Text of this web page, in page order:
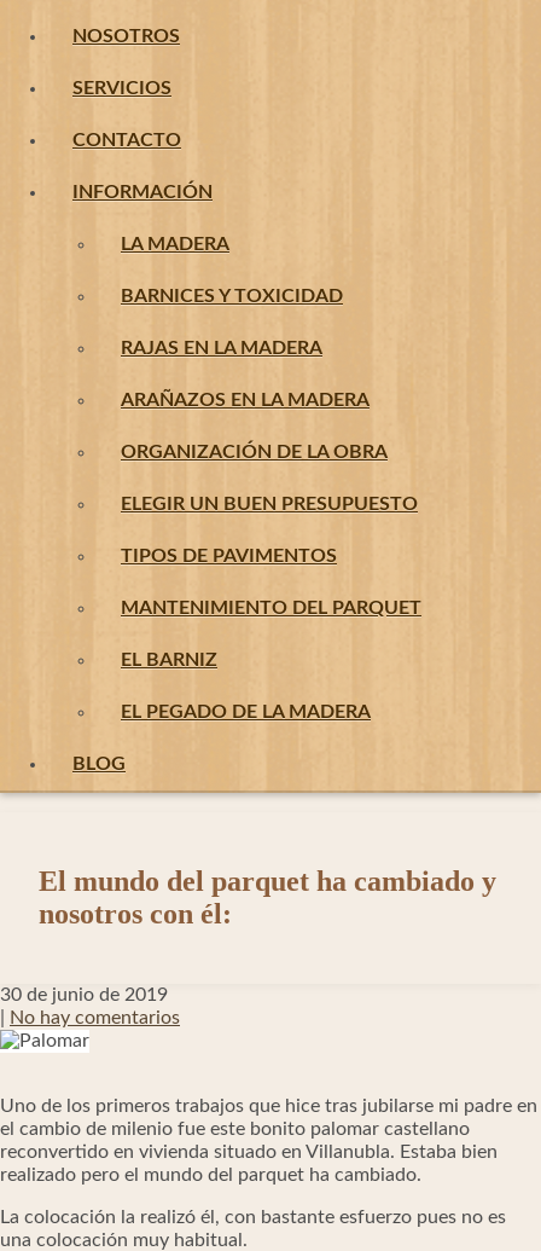
NOSOTROS
SERVICIOS
CONTACTO
INFORMACIÓN
LA MADERA
BARNICES Y TOXICIDAD
RAJAS EN LA MADERA
ARAÑAZOS EN LA MADERA
ORGANIZACIÓN DE LA OBRA
ELEGIR UN BUEN PRESUPUESTO
TIPOS DE PAVIMENTOS
MANTENIMIENTO DEL PARQUET
EL BARNIZ
EL PEGADO DE LA MADERA
BLOG
El mundo del parquet ha cambiado y
nosotros con él:
30 de junio de 2019
No hay comentarios
Uno de los primeros trabajos que hice tras jubilarse mi padre en
el cambio de milenio fue este bonito palomar castellano
reconvertido en vivienda situado en Villanubla. Estaba bien
realizado pero el mundo del parquet ha cambiado.
La colocación la realizó él, con bastante esfuerzo pues no es
una colocación muy habitual.